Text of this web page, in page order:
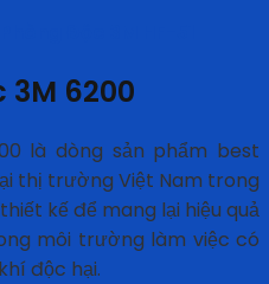
3M 6200
là dòng sản phẩm best
thị trường Việt Nam trong
kế để mang lại hiệu quả
môi trường làm việc có
độc hại.